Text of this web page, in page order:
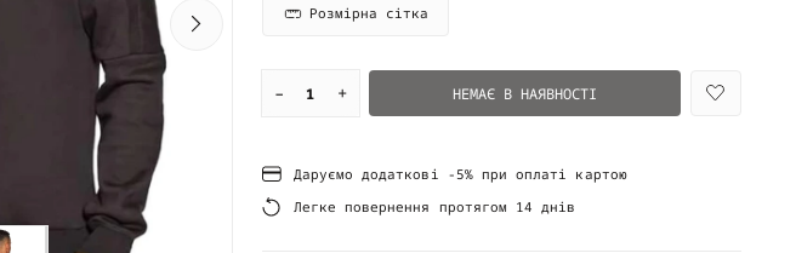
Розмірна сітка
– + НЕМАЄ В НАЯВНОСТІ
Даруємо додаткові -5% при оплаті картою
Легке повернення протягом 14 днів